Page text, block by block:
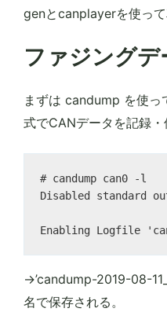
genとcanplayerを使って
ファジング
まずは candump を使
式でCANデータを記録・
# candump can0 -l
Disabled standard
→’candump-2019-08-
名で保存される。